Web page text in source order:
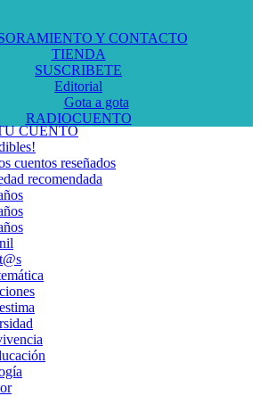
Y CONTACTO
TIENDA
SUSCRIBETE
Editorial
Gota a gota
RADIOCUENTO
CUENTO
cuentos reseñados
recomendada